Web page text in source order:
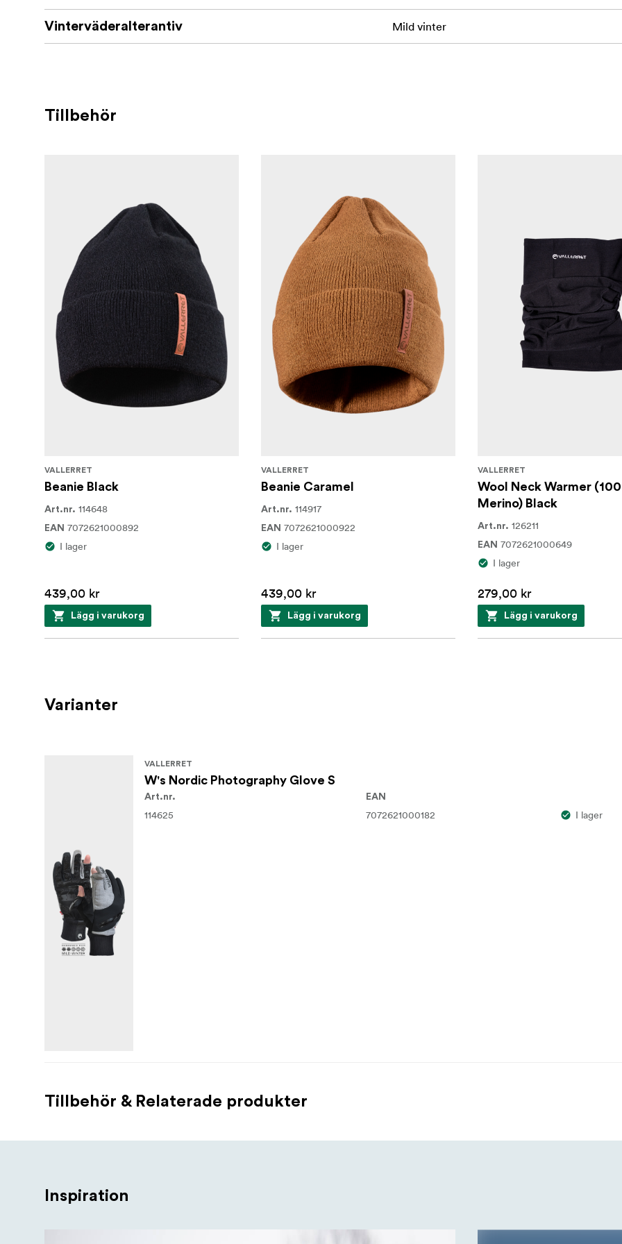
Vinterväderalterantiv Mild vinter
Tillbehör
VALLERRET
Beanie Black
Art.nr. 114648
EAN 7072621000892
I lager
439,00 kr
Lägg i varukorg
VALLERRET
Beanie Caramel
Art.nr. 114917
EAN 7072621000922
I lager
439,00 kr
Lägg i varukorg
VALLERRET
Wool Neck Warmer
Merino) Black
Art.nr. 126211
EAN 7072621000649
I lager
279,00 kr
Lägg i varukorg
Varianter
VALLERRET
W's Nordic Photography Glove S
Art.nr.
114625
EAN
7072621000182 I lager
Tillbehör & Relaterade produkter
Inspiration